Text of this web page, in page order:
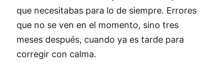
que necesitabas para lo de siempre. Errores
que no se ven en el momento, sino tres
meses después, cuando ya es tarde para
corregir con calma.